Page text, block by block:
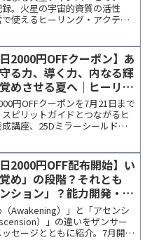
。火星の宇宙的資質の活性
使えるヒーリング・アクティ
日2000円OFFクーポン】あ
る力、導く力、内なる輝
めさせる夏へ｜ヒーリン
開発特集
円OFFクーポンを7月21日まで
ピリットガイドとつながるヒ
講座、25Dミラーシールドに
びとエネルギーに出会えるプロ
をご紹介。内なる成長を祝福す
のメッセージも掲載していま
日2000円OFF配布開始】い
め」の段階？それとも
ンション」？能力開発・ヒ
最新情報
（Awakening）」と「アセンシ
）」の違いをザンサー
セージとともに紹介。7月開催